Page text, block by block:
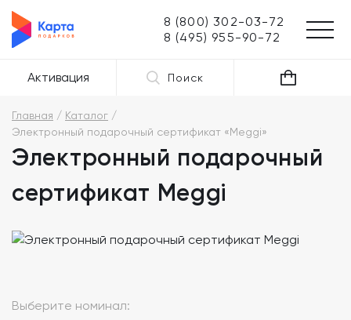
8 (800) 302-03-72
8 (495) 955-90-72
Активация Поиск
Главная
Каталог
Электронный подарочный сертификат «Meggi»
Электронный подарочный
сертификат Meggi
Выберите номинал: